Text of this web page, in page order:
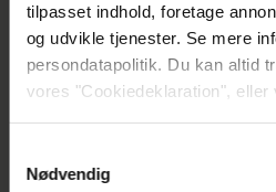
tilpasset indhold, foretage
og udvikle tjenester. Se mere
persondatapolitik. Du kan altid
vores "Cookiedeklaration",
Nødvendig
Afslører
og Jacob Bruun Larsen